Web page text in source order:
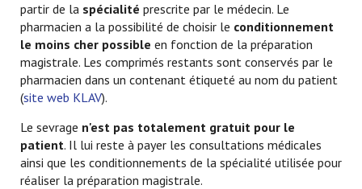
partir de la spécialité prescrite par le médecin. Le
pharmacien a la possibilité de choisir le conditionnement
le moins cher possible en fonction de la préparation
magistrale. Les comprimés restants sont conservés par le
pharmacien dans un contenant étiqueté au nom du patient
(site web KLAV).
Le sevrage n'est pas totalement gratuit pour le
patient. Il lui reste à payer les consultations médicales
ainsi que les conditionnements de la spécialité utilisée pour
réaliser la préparation magistrale.